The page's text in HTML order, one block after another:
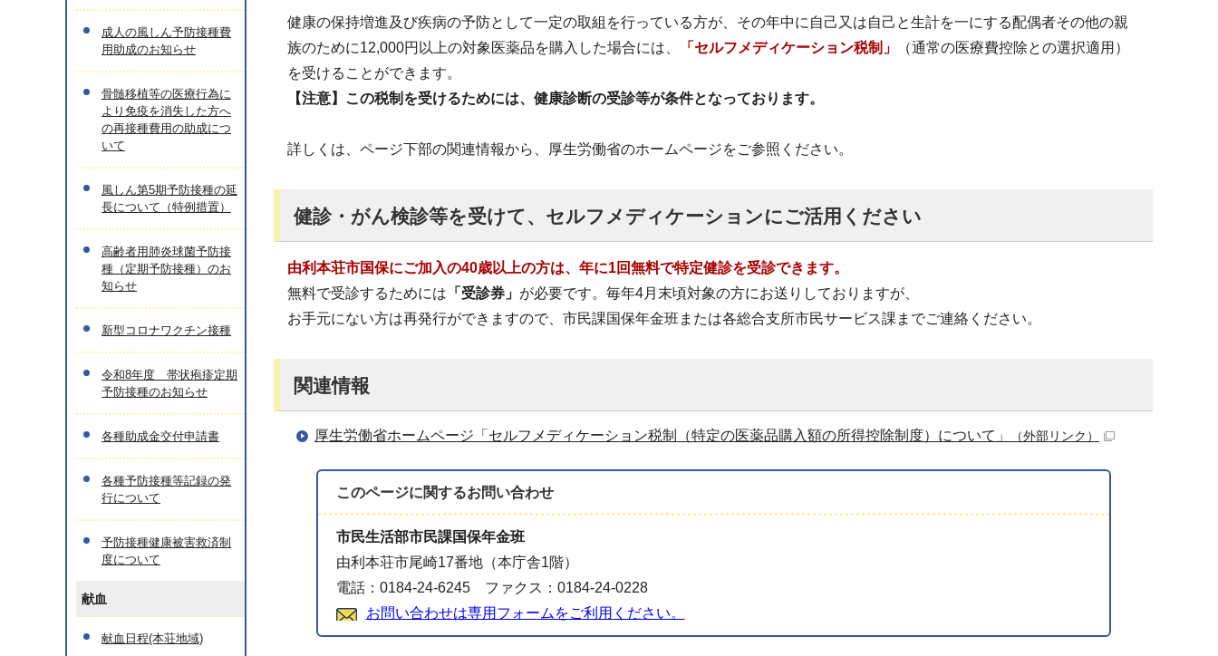
健康の保持増進及び疾病の予防として一定の取組を行っている方が、その年中に自己又は自己と生計を一にする配偶者その他の親
族のために12,000円以上の対象医薬品を購入した場合には、
「セルフメディケーション税制」
（通常の医療費控除との選択適用）
を受けることができます。
【注意】この税制を受けるためには、健康診断の受診等が条件となっております。
詳しくは、ページ下部の関連情報から、厚生労働省のホームページをご参照ください。
健診・がん検診等を受けて、セルフメディケーションにご活用ください
由利本荘市国保にご加入の40歳以上の方は、年に1回無料で特定健診を受診できます。
無料で受診するためには 「受診券」 が必要です。毎年4月末頃対象の方にお送りしておりますが、
お手元にない方は再発行ができますので、市民課国保年金班または各総合支所市民サービス課までご連絡ください。
関連情報
厚生労働省ホームページ「セルフメディケーション税制（特定の医薬品購入額の所得控除制度）について」 （外部リンク）
このページに関するお問い合わせ
市民生活部市民課国保年金班
由利本荘市尾崎17番地（本庁舎1階）
電話：0184-24-6245 ファクス：0184-24-0228
お問い合わせは専用フォームをご利用ください。
成人の風しん予防接種費
用助成のお知らせ
骨髄移植等の医療行為に
より免疫を消失した方へ
の再接種費用の助成につ
いて
風しん第5期予防接種の延
長について（特例措置）
高齢者用肺炎球菌予防接
種（定期予防接種）のお
知らせ
新型コロナワクチン接種
令和8年度 帯状疱疹定期
予防接種のお知らせ
各種助成金交付申請書
各種予防接種等記録の発
行について
予防接種健康被害救済制
度について
献血
献血日程(本荘地域)